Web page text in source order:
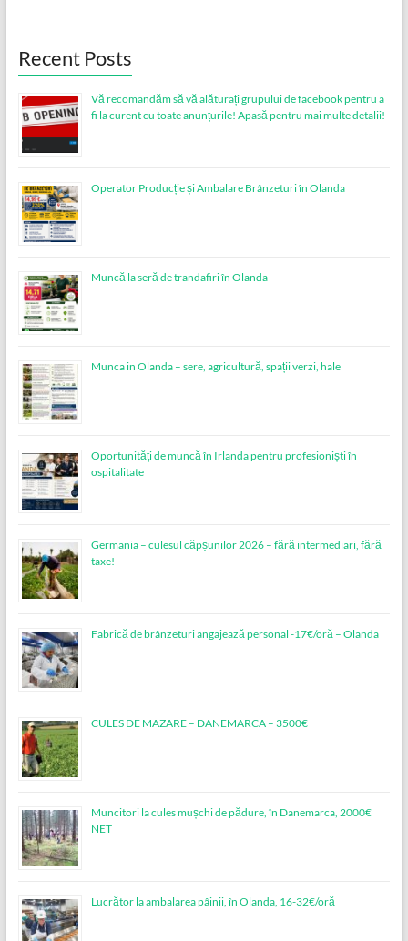
Recent Posts
Vă recomandăm să vă alăturați grupului de facebook pentru a
fi la curent cu toate anunțurile! Apasă pentru mai multe detalii!
Operator Producție și Ambalare Brânzeturi în Olanda
Muncă la seră de trandafiri în Olanda
Munca in Olanda – sere, agricultură, spații verzi, hale
Oportunități de muncă în Irlanda pentru profesioniști în
ospitalitate
Germania – culesul căpșunilor 2026 – fără intermediari, fără
taxe!
Fabrică de brânzeturi angajează personal -17€/oră – Olanda
CULES DE MAZARE – DANEMARCA – 3500€
Muncitori la cules mușchi de pădure, în Danemarca, 2000€
NET
Lucrător la ambalarea pâinii, în Olanda, 16-32€/oră